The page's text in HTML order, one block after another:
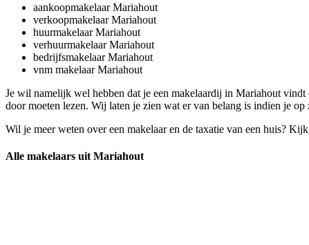
aankoopmakelaar Mariahout
verkoopmakelaar Mariahout
huurmakelaar Mariahout
verhuurmakelaar Mariahout
bedrijfsmakelaar Mariahout
vnm makelaar Mariahout
Je wil namelijk wel hebben dat je een makelaardij in Mariahout
door moeten lezen. Wij laten je zien wat er van belang is indien je
Wil je meer weten over een makelaar en de taxatie van een huis?
Alle makelaars uit Mariahout